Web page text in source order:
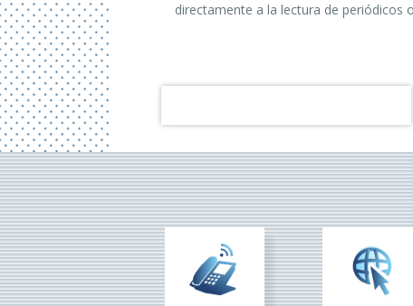
directamente a la lectura de periódicos